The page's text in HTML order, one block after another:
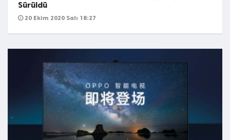
Sürüldü
20 Ekim 2020 Salı 18:27